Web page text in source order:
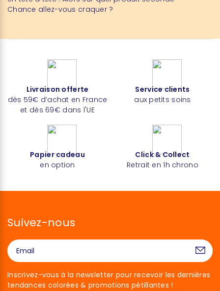
Chance allez-vous craquer ?
Livraison offerte
dès 59€ d’achat en France
et dès 69€ dans l'UE
Service clients
aux petits soins
Papier cadeau
en option
Click & Collect
Retrait en 1h chrono
Suivez-nous
Inscrivez-vous à la newsletter pour recevoir les dernières
tendances colorées & promotions pétillantes !